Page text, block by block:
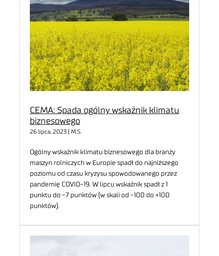
CEMA: Spada ogólny wskaźnik klimatu
biznesowego
26 lipca, 2023 | M.S.
Ogólny wskaźnik klimatu biznesowego dla branży
maszyn rolniczych w Europie spadł do najniższego
poziomu od czasu kryzysu spowodowanego przez
pandemię COVID-19. W lipcu wskaźnik spadł z 1
punktu do -7 punktów (w skali od -100 do +100
punktów).